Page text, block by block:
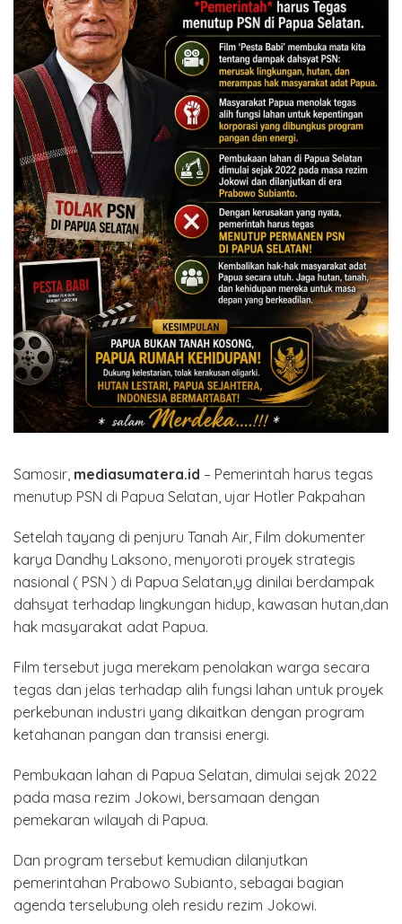
Samosir, mediasumatera.id – Pemerintah harus tegas
menutup PSN di Papua Selatan, ujar Hotler Pakpahan
Setelah tayang di penjuru Tanah Air, Film dokumenter
karya Dandhy Laksono, menyoroti proyek strategis
nasional ( PSN ) di Papua Selatan,yg dinilai berdampak
dahsyat terhadap lingkungan hidup, kawasan hutan,dan
hak masyarakat adat Papua.
Film tersebut juga merekam penolakan warga secara
tegas dan jelas terhadap alih fungsi lahan untuk proyek
perkebunan industri yang dikaitkan dengan program
ketahanan pangan dan transisi energi.
Pembukaan lahan di Papua Selatan, dimulai sejak 2022
pada masa rezim Jokowi, bersamaan dengan
pemekaran wilayah di Papua.
Dan program tersebut kemudian dilanjutkan
pemerintahan Prabowo Subianto, sebagai bagian
agenda terselubung oleh residu rezim Jokowi.